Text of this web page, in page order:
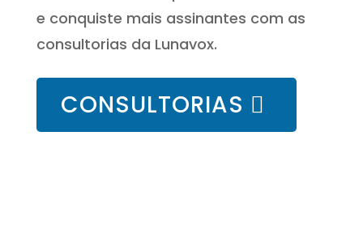
e conquiste mais assinantes com as
consultorias da Lunavox.
CONSULTORIAS